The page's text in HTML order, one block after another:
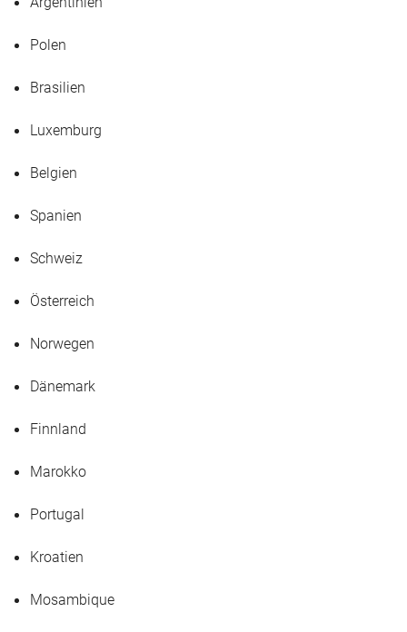
Polen
Brasilien
Luxemburg
Belgien
Spanien
Schweiz
Österreich
Norwegen
Dänemark
Finnland
Marokko
Portugal
Kroatien
Mosambique